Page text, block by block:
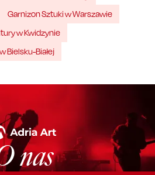
Garnizon Sztuki w Warszawie
w Kwidzynie
Bielsku-Białej
nas